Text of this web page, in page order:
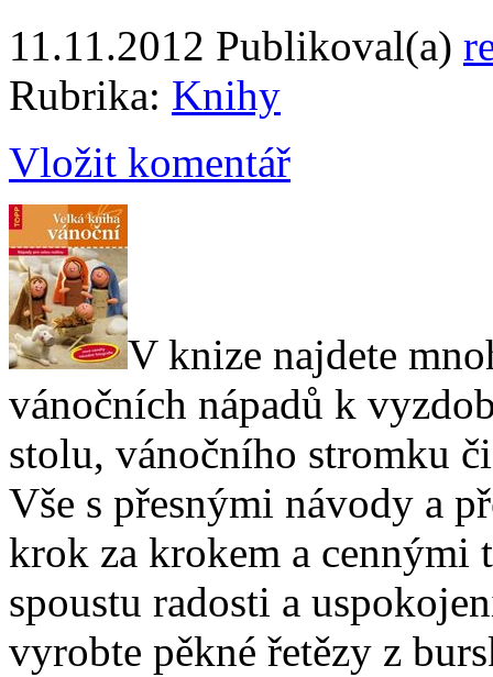
11.11.2012 Publikoval(a)
Rubrika: Knihy
Vložit komentář
V knize najdete
vánočních nápadů k
stolu, vánočního stromku
Vše s přesnými návody a
krok za krokem a cennými
spoustu radosti a
vyrobte pěkné řetězy z